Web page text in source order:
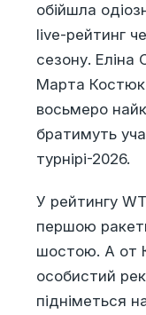
обійшла
live-рейтинг
сезону. Еліна
Марта
восьмеро
братимуть
турнірі-2026.
У рейтингу
першою
шостою. А от
особистий
підніметься